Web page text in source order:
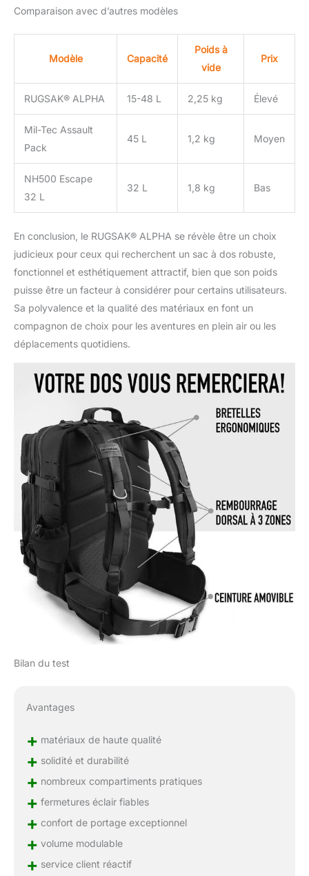
Comparaison avec d’autres modèles
Modèle Capacité
Poids à
vide
Prix
RUGSAK® ALPHA 15-48 L 2,25 kg Élevé
Mil-Tec Assault
Pack
45 L 1,2 kg Moyen
NH500 Escape
32 L
32 L 1,8 kg Bas
En conclusion, le RUGSAK® ALPHA se révèle être un choix
judicieux pour ceux qui recherchent un sac à dos robuste,
fonctionnel et esthétiquement attractif, bien que son poids
puisse être un facteur à considérer pour certains utilisateurs.
Sa polyvalence et la qualité des matériaux en font un
compagnon de choix pour les aventures en plein air ou les
déplacements quotidiens.
Bilan du test
Avantages
+ matériaux de haute qualité
+ solidité et durabilité
+ nombreux compartiments pratiques
+ fermetures éclair fiables
+ confort de portage exceptionnel
+ volume modulable
+ service client réactif